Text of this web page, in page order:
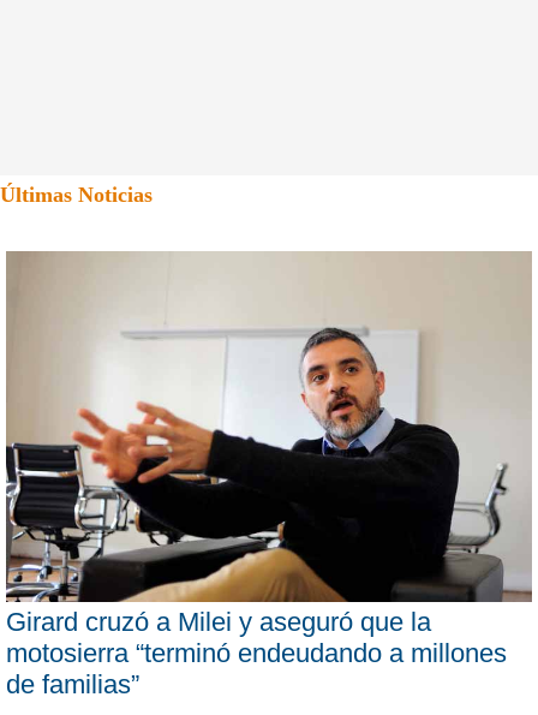
Últimas Noticias
Girard cruzó a Milei y aseguró que la
motosierra “terminó endeudando a millones
de familias”